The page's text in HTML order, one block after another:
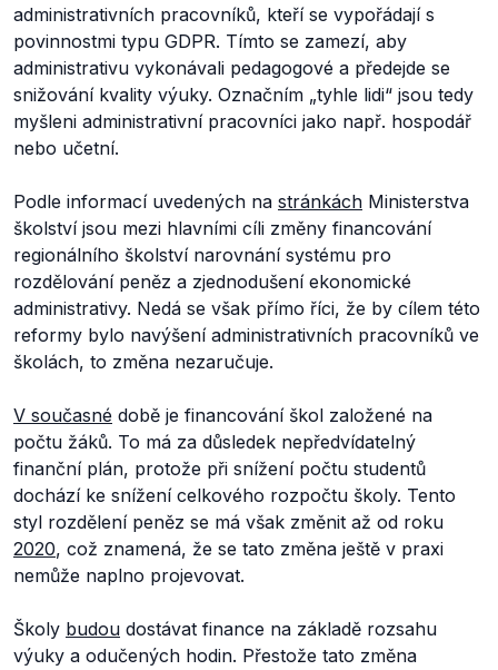
administrativních pracovníků, kteří se vypořádají s
povinnostmi typu GDPR. Tímto se zamezí, aby
administrativu vykonávali pedagogové a předejde se
snižování kvality výuky. Označním „tyhle lidi“ jsou tedy
myšleni administrativní pracovníci jako např. hospodář
nebo učetní.
Podle informací uvedených na stránkách Ministerstva
školství jsou mezi hlavními cíli změny financování
regionálního školství narovnání systému pro
rozdělování peněz a zjednodušení ekonomické
administrativy. Nedá se však přímo říci, že by cílem této
reformy bylo navýšení administrativních pracovníků ve
školách, to změna nezaručuje.
V současné době je financování škol založené na
počtu žáků. To má za důsledek nepředvídatelný
finanční plán, protože při snížení počtu studentů
dochází ke snížení celkového rozpočtu školy. Tento
styl rozdělení peněz se má však změnit až od roku
2020, což znamená, že se tato změna ještě v praxi
nemůže naplno projevovat.
Školy budou dostávat finance na základě rozsahu
výuky a odučených hodin. Přestože tato změna